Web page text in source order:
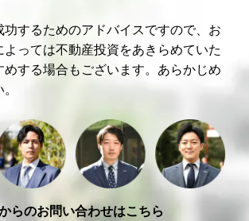
するためのアドバイスですので、お
っては不動産投資をあきらめていた
する場合もございます。あらかじめ
らのお問い合わせはこちら